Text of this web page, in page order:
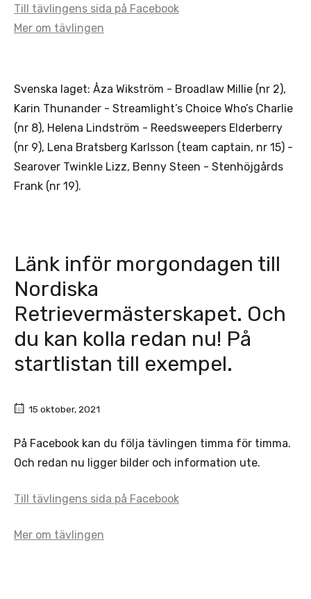
Till tävlingens sida på Facebook
Mer om tävlingen
Svenska laget: Åza Wikström - Broadlaw Millie (nr 2),
Karin Thunander - Streamlight’s Choice Who’s Charlie
(nr 8), Helena Lindström - Reedsweepers Elderberry
(nr 9), Lena Bratsberg Karlsson (team captain, nr 15) -
Searover Twinkle Lizz, Benny Steen - Stenhöjgårds
Frank (nr 19).
Länk inför morgondagen till
Nordiska
Retrievermästerskapet. Och
du kan kolla redan nu! På
startlistan till exempel.
15 oktober, 2021
På Facebook kan du följa tävlingen timma för timma.
Och redan nu ligger bilder och information ute.
Till tävlingens sida på Facebook
Mer om tävlingen